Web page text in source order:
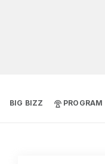
BIG BIZZ PROGRAM